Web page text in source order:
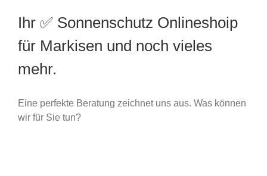
Ihr ✅ Sonnenschutz Onlineshoip
für Markisen und noch vieles
mehr.
Eine perfekte Beratung zeichnet uns aus. Was können
wir für Sie tun?